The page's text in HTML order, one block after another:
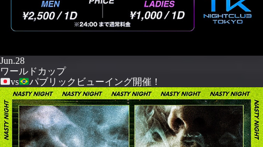
Jun.28
ワールドカップ
vs
パブリックビューイング開催！